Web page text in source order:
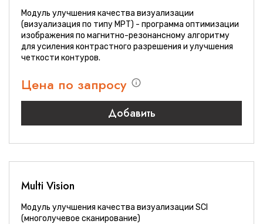
Модуль улучшения качества визуализации
(визуализация по типу МРТ) - программа оптимизации
изображения по магнитно-резонансному алгоритму
для усиления контрастного разрешения и улучшения
четкости контуров.
Цена по запросу
Добавить
Multi Vision
Модуль улучшения качества визуализации SCI
(многолучевое сканирование)